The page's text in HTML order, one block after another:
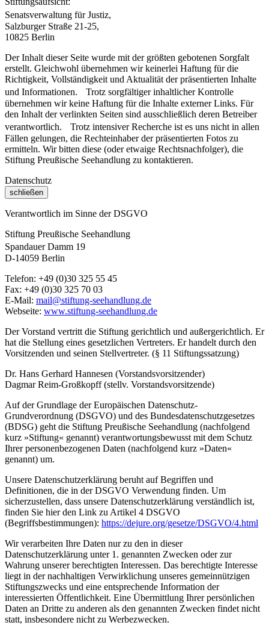
Senatsverwaltung für Justiz,
Salzburger Straße 21-25,
10825 Berlin
Der Inhalt dieser Seite wurde mit der größten gebotenen Sorgfalt
erstellt. Gleichwohl übernehmen wir keinerlei Haftung für die
Richtigkeit, Vollständigkeit und Aktualität der präsentierten Inhalte
und Informationen. Trotz sorgfältiger inhaltlicher Kontrolle
übernehmen wir keine Haftung für die Inhalte externer Links. Für
den Inhalt der verlinkten Seiten sind ausschließlich deren Betreiber
verantwortlich. Trotz intensiver Recherche ist es uns nicht in allen
Fällen gelungen, die Rechteinhaber der präsentierten Fotos zu
ermitteln. Wir bitten diese (oder etwaige Rechtsnachfolger), die
Stiftung Preußische Seehandlung zu kontaktieren.
Datenschutz
schließen
Verantwortlich im Sinne der DSGVO
Stiftung Preußische Seehandlung
Spandauer Damm 19
D-14059 Berlin
Telefon: +49 (0)30 325 55 45
Fax: +49 (0)30 325 70 03
E-Mail: mail@stiftung-seehandlung.de
Webseite: www.stiftung-seehandlung.de
Der Vorstand vertritt die Stiftung gerichtlich und außergerichtlich. Er
hat die Stellung eines gesetzlichen Vertreters. Er handelt durch den
Vorsitzenden und seinen Stellvertreter. (§ 11 Stiftungssatzung)
Dr. Hans Gerhard Hannesen (Vorstandsvorsitzender)
Dagmar Reim-Großkopff (stellv. Vorstandsvorsitzende)
Auf der Grundlage der Europäischen Datenschutz-
Grundverordnung (DSGVO) und des Bundesdatenschutzgesetzes
(BDSG) geht die Stiftung Preußische Seehandlung (nachfolgend
kurz »Stiftung« genannt) verantwortungsbewusst mit dem Schutz
Ihrer personenbezogenen Daten (nachfolgend kurz »Daten«
genannt) um.
Unsere Datenschutzerklärung beruht auf Begriffen und
Definitionen, die in der DSGVO Verwendung finden. Um
sicherzustellen, dass unsere Datenschutzerklärung verständlich ist,
finden Sie hier den Link zu Artikel 4 DSGVO
(Begriffsbestimmungen): https://dejure.org/gesetze/DSGVO/4.html
Wir verarbeiten Ihre Daten nur zu den in dieser
Datenschutzerklärung unter 1. genannten Zwecken oder zur
Wahrung unserer berechtigten Interessen. Das berechtigte Interesse
liegt in der nachhaltigen Verwirklichung unseres gemeinnützigen
Stiftungszwecks und eine entsprechende Information der
interessierten Öffentlichkeit. Eine Übermittlung Ihrer persönlichen
Daten an Dritte zu anderen als den genannten Zwecken findet nicht
statt, insbesondere nicht zu Werbezwecken.